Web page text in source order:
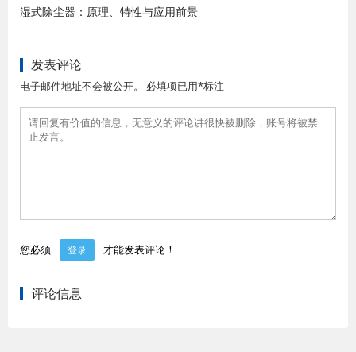
湿式除尘器：原理、特性与应用前景
发表评论
电子邮件地址不会被公开。 必填项已用*标注
您必须 登录 才能发表评论！
评论信息